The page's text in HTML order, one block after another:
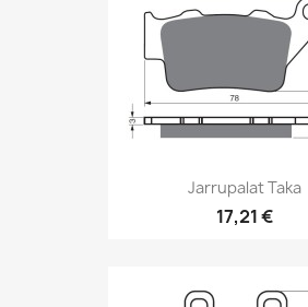
Jarrupalat Taka
17,21 €